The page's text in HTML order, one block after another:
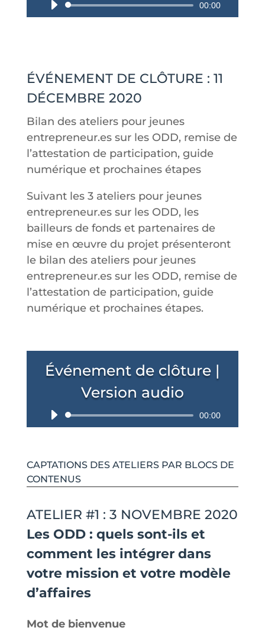
Lecteur
00:00
ÉVÉNEMENT DE CLÔTURE : 11
DÉCEMBRE 2020
Bilan des ateliers pour jeunes
entrepreneur.es sur les ODD, remise de
l’attestation de participation, guide
numérique et prochaines étapes
Suivant les 3 ateliers pour jeunes
entrepreneur.es sur les ODD, les
bailleurs de fonds et partenaires de
mise en œuvre du projet présenteront
le bilan des ateliers pour jeunes
entrepreneur.es sur les ODD, remise de
l’attestation de participation, guide
numérique et prochaines étapes.
Événement de clôture |
Version audio
Lecteur
00:00
CAPTATIONS DES ATELIERS PAR BLOCS DE
CONTENUS
ATELIER #1 : 3 NOVEMBRE 2020
Les ODD : quels sont-ils et
comment les intégrer dans
votre mission et votre modèle
d’affaires
Mot de bienvenue